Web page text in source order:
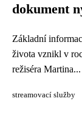
dokument
Základní
života vznikl v
režiséra Martina...
streamovací služby